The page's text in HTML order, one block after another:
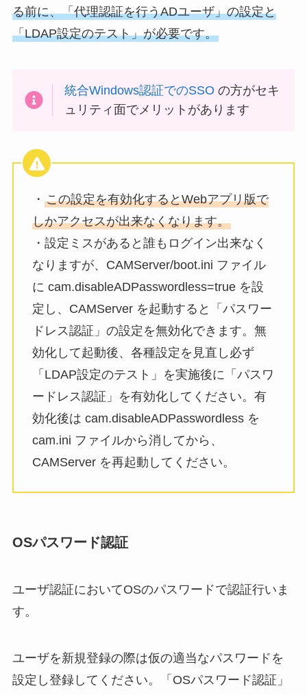
る前に、「代理認証を行うADユーザ」の設定と
「LDAP設定のテスト」が必要です。
統合Windows認証でのSSO の方がセキ
ュリティ面でメリットがあります
・ この設定を有効化するとWebアプリ版で
しかアクセスが出来なくなります。
・設定ミスがあると誰もログイン出来なく
なりますが、CAMServer/boot.ini ファイル
に cam.disableADPasswordless=true を設
定し、CAMServer を起動すると「パスワー
ドレス認証」の設定を無効化できます。無
効化して起動後、各種設定を見直し必ず
「LDAP設定のテスト」を実施後に「パスワ
ードレス認証」を有効化してください。有
効化後は cam.disableADPasswordless を
cam.ini ファイルから消してから、
CAMServer を再起動してください。
OSパスワード認証
ユーザ認証においてOSのパスワードで認証行いま
す。
ユーザを新規登録の際は仮の適当なパスワードを
設定し登録してください。「OSパスワード認証」